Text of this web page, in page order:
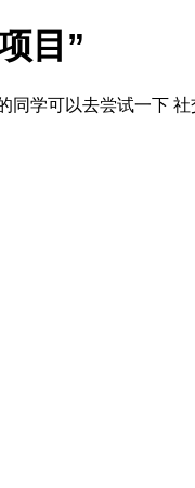
目”
同学可以去尝试一下